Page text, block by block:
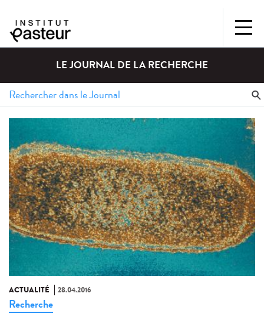
LE JOURNAL DE LA RECHERCHE
ACTUALITÉ 28.04.2016
Recherche